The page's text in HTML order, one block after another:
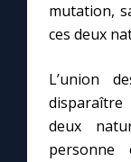
mutation,
ces deux
L’union
disparaître
deux